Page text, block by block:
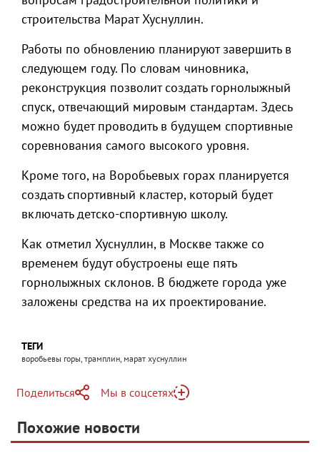
строительства Марат Хуснуллин.
Работы по обновлению планируют завершить в
следующем году. По словам чиновника,
реконструкция позволит создать горнолыжный
спуск, отвечающий мировым стандартам. Здесь
можно будет проводить в будущем спортивные
соревнования самого высокого уровня.
Кроме того, на Воробьевых горах планируется
создать спортивный кластер, который будет
включать детско-спортивную школу.
Как отметил Хуснуллин, в Москве также со
временем будут обустроены еще пять
горнолыжных склонов. В бюджете города уже
заложены средства на их проектирование.
ТЕГИ
воробьевы горы, трамплин, марат хуснуллин
Поделиться
Telegram
Мы в соцсетях
Яндекс Дзен
Похожие новости